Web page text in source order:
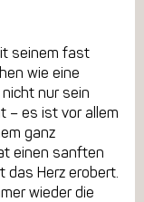
seinem fast
wie eine
nur sein
– es ist vor allem
ganz
einen sanften
das Herz erobert.
wieder die